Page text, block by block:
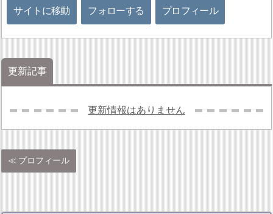
サイトに移動 フォローする プロフィール
更新記事
更新情報はありません
プロフィール